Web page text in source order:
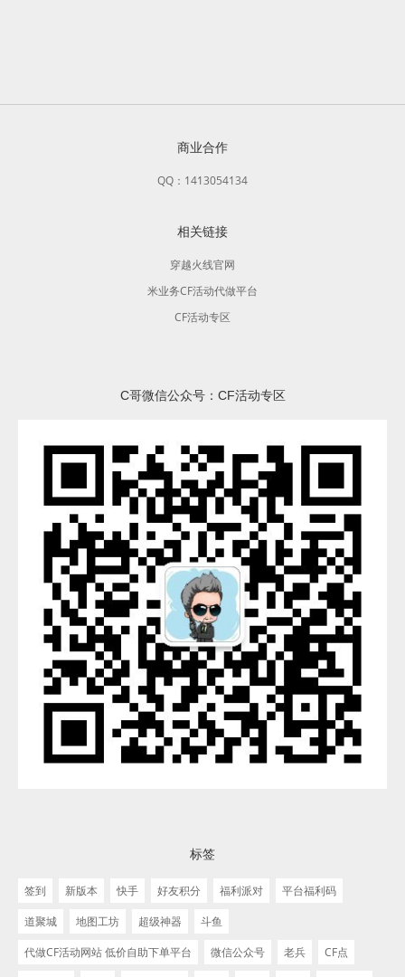
商业合作
QQ：1413054134
相关链接
穿越火线官网
米业务CF活动代做平台
CF活动专区
C哥微信公众号：CF活动专区
标签
签到 新版本 快手 好友积分 福利派对
平台福利码
道聚城
地图工坊 超级神器
斗鱼
代做CF活动网站 低价自助下单平台
微信公众号 老兵
CF点